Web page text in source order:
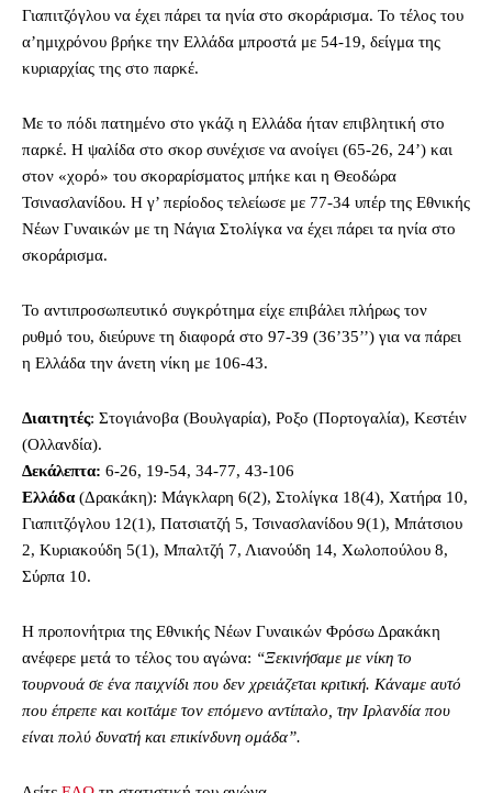
Γιαπιτζόγλου να έχει πάρει τα ηνία στο σκοράρισμα. Το τέλος του
α’ημιχρόνου βρήκε την Ελλάδα μπροστά με 54-19, δείγμα της
κυριαρχίας της στο παρκέ.
Με το πόδι πατημένο στο γκάζι η Ελλάδα ήταν επιβλητική στο
παρκέ. Η ψαλίδα στο σκορ συνέχισε να ανοίγει (65-26, 24’) και
στον «χορό» του σκοραρίσματος μπήκε και η Θεοδώρα
Τσινασλανίδου. Η γ’ περίοδος τελείωσε με 77-34 υπέρ της Εθνικής
Νέων Γυναικών με τη Νάγια Στολίγκα να έχει πάρει τα ηνία στο
σκοράρισμα.
Το αντιπροσωπευτικό συγκρότημα είχε επιβάλει πλήρως τον
ρυθμό του, διεύρυνε τη διαφορά στο 97-39 (36’35’’) για να πάρει
η Ελλάδα την άνετη νίκη με 106-43.
Διαιτητές: Στογιάνοβα (Βουλγαρία), Ροξο (Πορτογαλία), Κεστέιν
(Ολλανδία).
Δεκάλεπτα: 6-26, 19-54, 34-77, 43-106
Ελλάδα(Δρακάκη): Μάγκλαρη 6(2), Στολίγκα 18(4), Χατήρα 10,
Γιαπιτζόγλου 12(1), Πατσιατζή 5, Τσινασλανίδου 9(1), Μπάτσιου
2, Κυριακούδη 5(1), Μπαλτζή 7, Λιανούδη 14, Χωλοπούλου 8,
Σύρπα 10.
Η προπονήτρια της Εθνικής Νέων Γυναικών Φρόσω Δρακάκη
ανέφερε μετά το τέλος του αγώνα: “Ξεκινήσαμε με νίκη το
τουρνουά σε ένα παιχνίδι που δεν χρειάζεται κριτική. Κάναμε αυτό
που έπρεπε και κοιτάμε τον επόμενο αντίπαλο, την Ιρλανδία που
είναι πολύ δυνατή και επικίνδυνη ομάδα”.